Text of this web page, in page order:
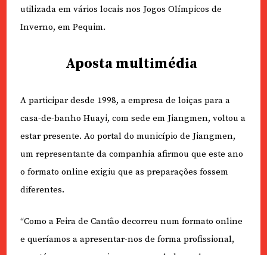
utilizada em vários locais nos Jogos Olímpicos de
Inverno, em Pequim.
Aposta multimédia
A participar desde 1998, a empresa de loiças para a
casa-de-banho Huayi, com sede em Jiangmen, voltou a
estar presente. Ao portal do município de Jiangmen,
um representante da companhia afirmou que este ano
o formato online exigiu que as preparações fossem
diferentes.
“Como a Feira de Cantão decorreu num formato online
e queríamos a apresentar-nos de forma profissional,